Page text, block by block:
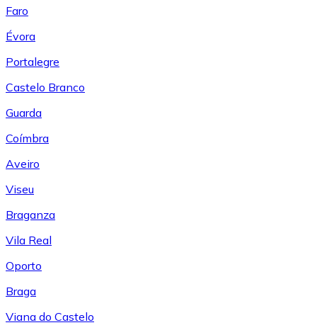
Faro
Évora
Portalegre
Castelo Branco
Guarda
Coímbra
Aveiro
Viseu
Braganza
Vila Real
Oporto
Braga
Viana do Castelo